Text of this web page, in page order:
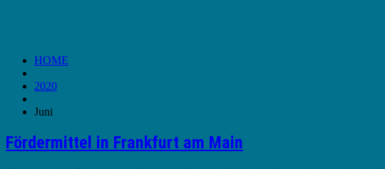
HOME
2020
Juni
Fördermittel in Frankfurt am Main